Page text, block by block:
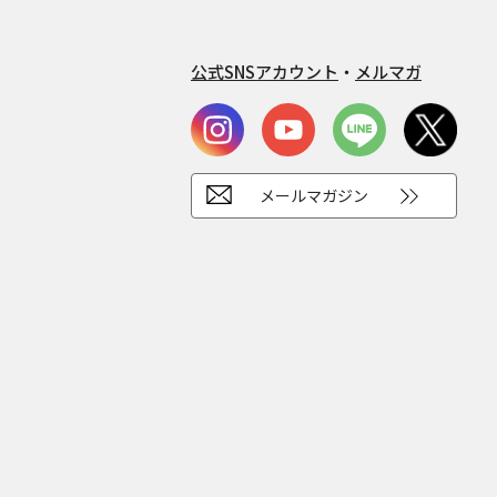
公式SNSアカウント ・ メルマガ
メールマガジン